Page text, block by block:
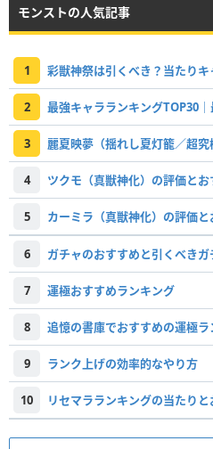
モンストの人気記事
1 彩獣神祭は引くべき？当たりキ
2 最強キャラランキングTOP30
3 麗夏映夢（揺れし夏灯籠／超
4 ツクモ（真獣神化）の評価と
5 カーミラ（真獣神化）の評価
6 ガチャのおすすめと引くべきガ
7 運極おすすめランキング
8 追憶の書庫でおすすめの運極ラ
9 ランク上げの効率的なやり方
10 リセマラランキングの当たり